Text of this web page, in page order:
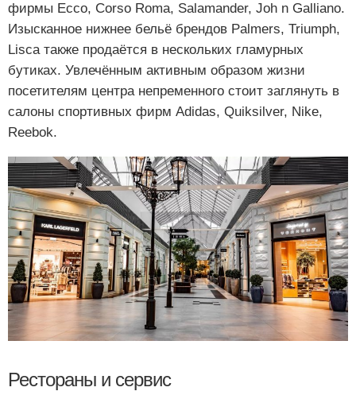
фирмы Ecco, Corso Roma, Salamander, Joh n Galliano.
Изысканное нижнее бельё брендов Palmers, Triumph,
Lisca также продаётся в нескольких гламурных
бутиках. Увлечённым активным образом жизни
посетителям центра непременного стоит заглянуть в
салоны спортивных фирм Adidas, Quiksilver, Nike,
Reebok.
Рестораны и сервис